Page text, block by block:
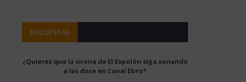
ENCUESTAS
¿Quieres que la sirena de El Espolón siga sonando
a las doce en Canal Ebro?